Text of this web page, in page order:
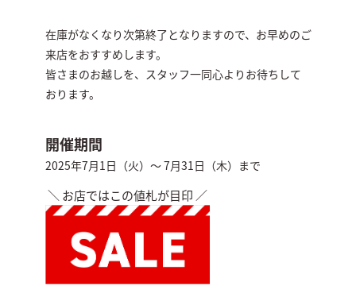
在庫がなくなり次第終了となりますので、お早めのご
来店をおすすめします。
皆さまのお越しを、スタッフ一同心よりお待ちして
おります。
開催期間
2025年7月1日（火）～ 7月31日（木）まで
＼ お店ではこの値札が目印 ／